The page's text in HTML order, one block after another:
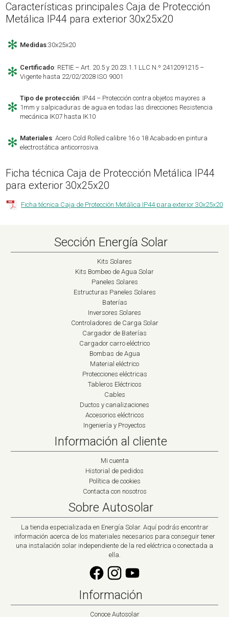
Características principales Caja de Protección
Metálica IP44 para exterior 30x25x20
✻ Medidas:30x25x20
✻ Certificado: RETIE – Art. 20.5 y 20.23.1.1 LLC N.º 2412091215 –
Vigente hasta 22/02/2028 ISO 9001
✻
Tipo de protección: IP44 – Protección contra objetos mayores a
1mm y salpicaduras de agua en todas las direcciones Resistencia
mecánica IK07 hasta IK10
✻ Materiales: Acero Cold Rolled calibre 16 o 18 Acabado en pintura
electrostática anticorrosiva.
Ficha técnica Caja de Protección Metálica IP44
para exterior 30x25x20
Ficha técnica Caja de Protección Metálica IP44 para exterior 30x25x20
Sección Energía Solar
Kits Solares
Kits Bombeo de Agua Solar
Paneles Solares
Estructuras Paneles Solares
Baterías
Inversores Solares
Controladores de Carga Solar
Cargador de Baterías
Cargador carro eléctrico
Bombas de Agua
Material eléctrico
Protecciones eléctricas
Tableros Eléctricos
Cables
Ductos y canalizaciones
Accesorios eléctricos
Ingeniería y Proyectos
Información al cliente
Mi cuenta
Historial de pedidos
Política de cookies
Contacta con nosotros
Sobre Autosolar
La tienda especializada en Energía Solar. Aquí podrás encontrar
información acerca de los materiales necesarios para conseguir tener
una instalación solar independiente de la red eléctrica o conectada a
ella.
Información
Conoce Autosolar